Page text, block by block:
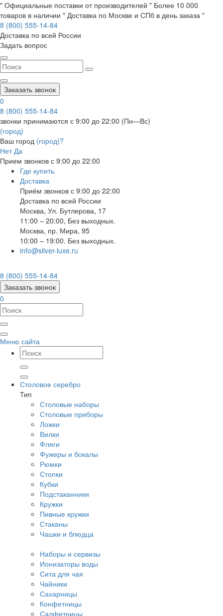
" Официальные поставки от производителей " Более 10 000
товаров в наличии " Доставка по Москве и СПб в день заказа "
8 (800) 555-14-84
Доставка по всей России
Задать вопрос
Заказать звонок
0
8 (800) 555-14-84
звонки принимаются с 9:00 до 22:00 (Пн—Вс)
(город)
Ваш город (город)?
Нет Да
Прием звонков с 9:00 до 22:00
Где купить
Доставка
Приём звонков с 9:00 до 22:00
Доставка по всей России
Москва, Ул. Бутлерова, 17
11:00 – 20:00, Без выходных.
Москва, пр. Мира, 95
10:00 – 19:00. Без выходных.
info@silver-luxe.ru
8 (800) 555-14-84
Заказать звонок
0
Меню сайта
Столовое серебро
Тип
Столовые наборы
Столовые приборы
Ложки
Вилки
Фляги
Фужеры и бокалы
Рюмки
Стопки
Кубки
Подстаканники
Кружки
Пивные кружки
Стаканы
Чашки и блюдца
Наборы и сервизы
Ионизаторы воды
Сита для чая
Чайники
Сахарницы
Конфетницы
Салфетницы